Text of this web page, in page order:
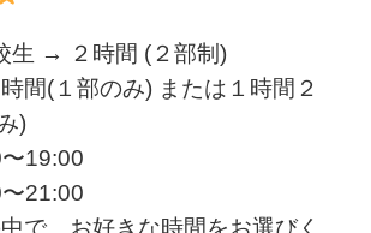
生 → ２時間 (２部制)
間(１部のみ) または１時間２
部のみ)
〜19:00
〜21:00
で、お好きな時間をお選びく